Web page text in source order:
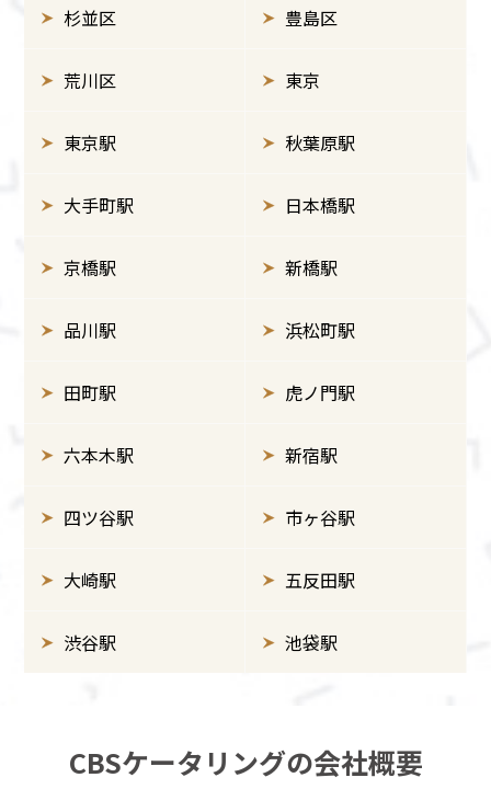
杉並区 豊島区
荒川区 東京
東京駅 秋葉原駅
大手町駅 日本橋駅
京橋駅 新橋駅
品川駅 浜松町駅
田町駅 虎ノ門駅
六本木駅 新宿駅
四ツ谷駅 市ヶ谷駅
大崎駅 五反田駅
渋谷駅 池袋駅
CBSケータリングの会社概要